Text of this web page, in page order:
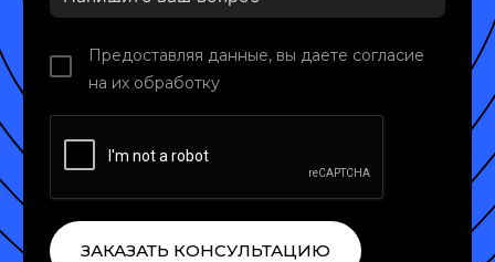
Предоставляя данные, вы даете согласие
на их обработку
ЗАКАЗАТЬ КОНСУЛЬТАЦИЮ